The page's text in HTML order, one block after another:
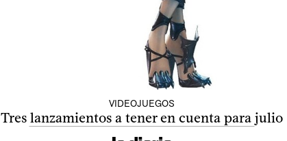
VIDEOJUEGOS
Tres lanzamientos a tener en cuenta para julio